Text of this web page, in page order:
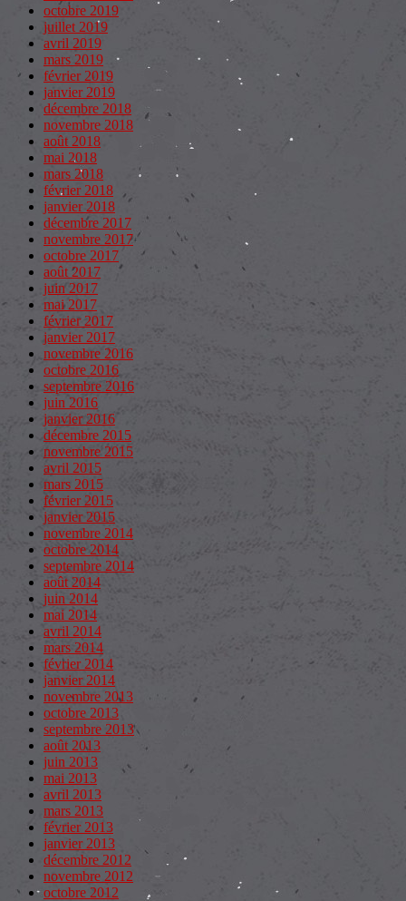
octobre 2019
juillet 2019
avril 2019
mars 2019
février 2019
janvier 2019
décembre 2018
novembre 2018
août 2018
mai 2018
mars 2018
février 2018
janvier 2018
décembre 2017
novembre 2017
octobre 2017
août 2017
juin 2017
mai 2017
février 2017
janvier 2017
novembre 2016
octobre 2016
septembre 2016
juin 2016
janvier 2016
décembre 2015
novembre 2015
avril 2015
mars 2015
février 2015
janvier 2015
novembre 2014
octobre 2014
septembre 2014
août 2014
juin 2014
mai 2014
avril 2014
mars 2014
février 2014
janvier 2014
novembre 2013
octobre 2013
septembre 2013
août 2013
juin 2013
mai 2013
avril 2013
mars 2013
février 2013
janvier 2013
décembre 2012
novembre 2012
octobre 2012